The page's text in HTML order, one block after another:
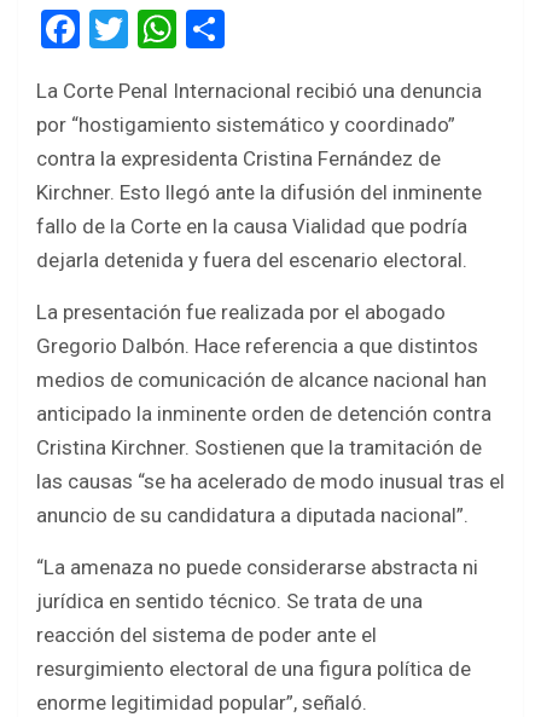
F
ce
b
o
o
k
T
tt
er
W
at
s
A
p
p
ar
e
La Corte Penal Internacional recibió una denuncia
por “hostigamiento sistemático y coordinado”
contra la expresidenta Cristina Fernández de
Kirchner. Esto llegó ante la difusión del inminente
fallo de la Corte en la causa Vialidad que podría
dejarla detenida y fuera del escenario electoral.
La presentación fue realizada por el abogado
Gregorio Dalbón. Hace referencia a que distintos
medios de comunicación de alcance nacional han
anticipado la inminente orden de detención contra
Cristina Kirchner. Sostienen que la tramitación de
las causas “se ha acelerado de modo inusual tras el
anuncio de su candidatura a diputada nacional”.
“La amenaza no puede considerarse abstracta ni
jurídica en sentido técnico. Se trata de una
reacción del sistema de poder ante el
resurgimiento electoral de una figura política de
enorme legitimidad popular”, señaló.